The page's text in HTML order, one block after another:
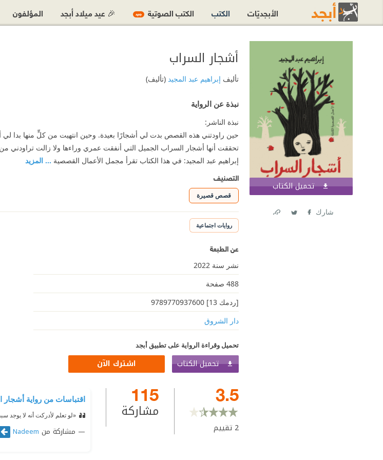
تحميل الكتاب اشترك الآن
شارك
أشجار السراب
تأليف إبراهيم عبد المجيد(تأليف)
نبذة عن الرواية
نبذة الناشر:
حين راودتني هذه القصص بدت لي أشجارًا بعيدة. وحين انتهيت من كلٍّ منها بدا لي
تحققت أنها أشجار السراب الجميل التي أنفقت عمري وراءها ولا زالت تراودني من
إبراهيم عبد المجيد: في هذا الكتاب تقرأ مجمل الأعمال القصصية ... المزيد
التصنيف
قصص قصيرة
روايات اجتماعية
عن الطبعة
نشر سنة 2022
488 صفحة
[ردمك 13] 9789770937600
دار الشروق
تحميل وقراءة الرواية على تطبيق أبجد
تحميل الكتاب اشترك الآن
3.5
2 تقييم
115
مشاركة
اقتباسات من رواية أشجار
«لو تعلم لأدركت أنه لا يوجد
مشاركة من Nadeem
الأبجديّات الكتب الكتب الصوتية جديد 🎉 عيد ميلاد أبجد المؤلفون